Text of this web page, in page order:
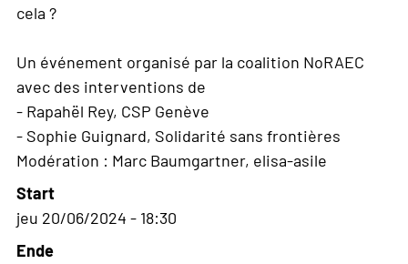
cela ?
Un événement organisé par la coalition NoRAEC
avec des interventions de
- Rapahël Rey, CSP Genève
- Sophie Guignard, Solidarité sans frontières
Modération : Marc Baumgartner, elisa-asile
Start
jeu 20/06/2024 - 18:30
Ende